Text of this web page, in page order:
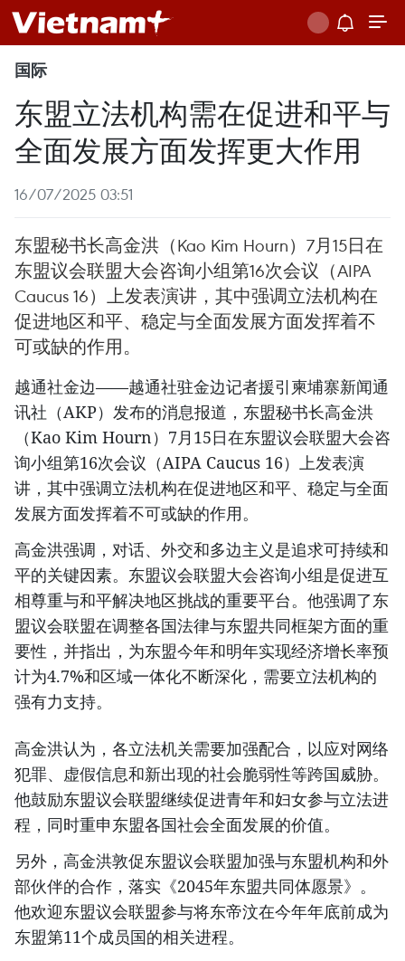
国际
东盟立法机构需在促进和平与
全面发展方面发挥更大作用
16/07/2025 03:51
东盟秘书长高金洪（Kao Kim Hourn）7月15日在
东盟议会联盟大会咨询小组第16次会议（AIPA
Caucus 16）上发表演讲，其中强调立法机构在
促进地区和平、稳定与全面发展方面发挥着不
可或缺的作用。
越通社金边——越通社驻金边记者援引柬埔寨新闻通
讯社（AKP）发布的消息报道，东盟秘书长高金洪
（Kao Kim Hourn）7月15日在东盟议会联盟大会咨
询小组第16次会议（AIPA Caucus 16）上发表演
讲，其中强调立法机构在促进地区和平、稳定与全面
发展方面发挥着不可或缺的作用。
高金洪强调，对话、外交和多边主义是追求可持续和
平的关键因素。东盟议会联盟大会咨询小组是促进互
相尊重与和平解决地区挑战的重要平台。他强调了东
盟议会联盟在调整各国法律与东盟共同框架方面的重
要性，并指出，为东盟今年和明年实现经济增长率预
计为4.7%和区域一体化不断深化，需要立法机构的
强有力支持。
高金洪认为，各立法机关需要加强配合，以应对网络
犯罪、虚假信息和新出现的社会脆弱性等跨国威胁。
他鼓励东盟议会联盟继续促进青年和妇女参与立法进
程，同时重申东盟各国社会全面发展的价值。
另外，高金洪敦促东盟议会联盟加强与东盟机构和外
部伙伴的合作，落实《2045年东盟共同体愿景》。
他欢迎东盟议会联盟参与将东帝汶在今年年底前成为
东盟第11个成员国的相关进程。